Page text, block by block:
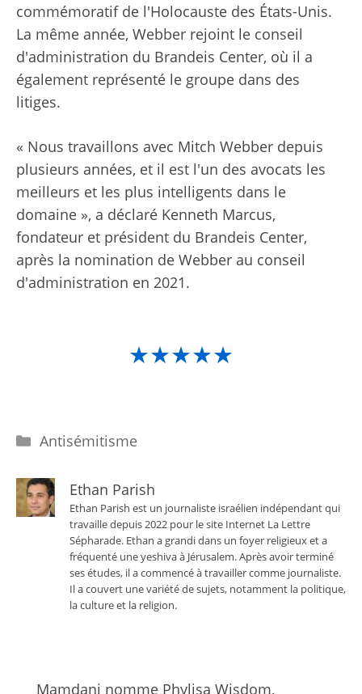
commémoratif de l'Holocauste des États-Unis.
La même année, Webber rejoint le conseil
d'administration du Brandeis Center, où il a
également représenté le groupe dans des
litiges.
« Nous travaillons avec Mitch Webber depuis
plusieurs années, et il est l'un des avocats les
meilleurs et les plus intelligents dans le
domaine », a déclaré Kenneth Marcus,
fondateur et président du Brandeis Center,
après la nomination de Webber au conseil
d'administration en 2021.
★★★★★
Catégories
Antisémitisme
Ethan Parish
Ethan Parish est un journaliste israélien indépendant qui
travaille depuis 2022 pour le site Internet La Lettre
Sépharade. Ethan a grandi dans un foyer religieux et a
fréquenté une yeshiva à Jérusalem. Après avoir terminé
ses études, il a commencé à travailler comme journaliste.
Il a couvert une variété de sujets, notamment la politique,
la culture et la religion.
Mamdani nomme Phylisa Wisdom,